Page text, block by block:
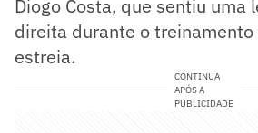
Diogo Costa, que sentiu uma
direita durante o treinamento
estreia.
CONTINUA
APÓS A
PUBLICIDADE